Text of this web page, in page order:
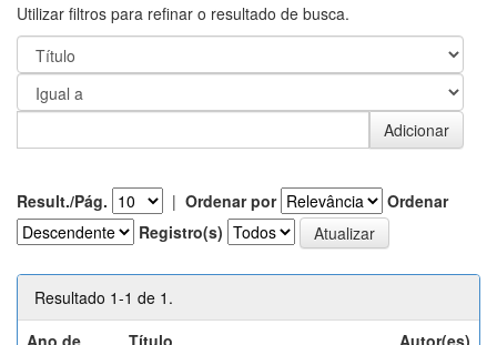
Utilizar filtros para refinar o resultado de busca.
Result./Pág. | Ordenar por
Ordenar
Registro(s)
Resultado 1-1 de 1.
Ano de
Título Autor(es)